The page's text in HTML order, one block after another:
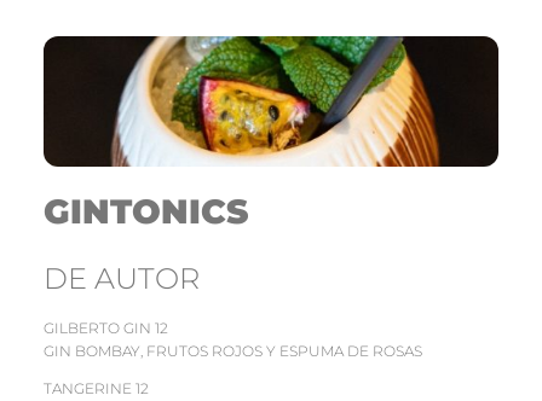
GINTONICS
DE AUTOR
GILBERTO GIN 12
GIN BOMBAY, FRUTOS ROJOS Y ESPUMA DE ROSAS
TANGERINE 12